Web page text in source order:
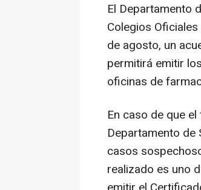
El Departamento
Colegios
de agosto, un
permitirá emitir
oficinas de
En caso de que
Departamento de
casos
realizado es uno